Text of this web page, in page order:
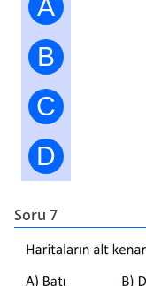
A
B
C
D
Soru 7